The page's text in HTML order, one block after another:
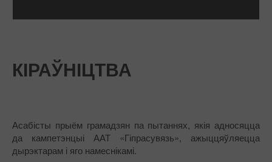
КІРАЎНІЦТВА
Асабісты прыём грамадзян па пытаннях, якія адносяцца
да кампетэнцыі ААТ «Гіпрасувязь», ажыццяўляецца
дырэктарам і яго намеснікамі.